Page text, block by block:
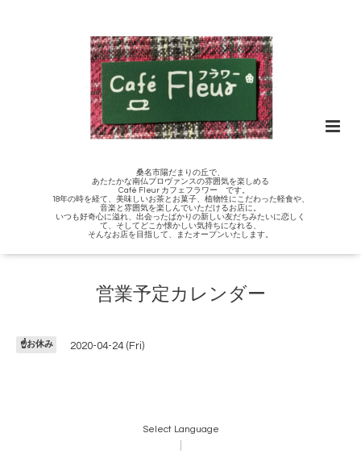
桑名市陽だまりの丘で、
あたたかな南仏プロヴァンスの雰囲気を楽しめる
Café Fleur カフェフラワー です。
18年の時を経て、美味しいお茶とお菓子、植物性にこだわった軽食や、
音楽と雰囲気を楽しんでいただけるお店に。
いつも好奇心に溢れ、出会ったばかりの新しい友だちみたいに恋しく
て、そしてどこか懐かしい気持ちになれる、
そんなお店を目指して、またオープンいたします。
営業予定カレンダー
☝️お休み 2020-04-24 (Fri)
Select Language